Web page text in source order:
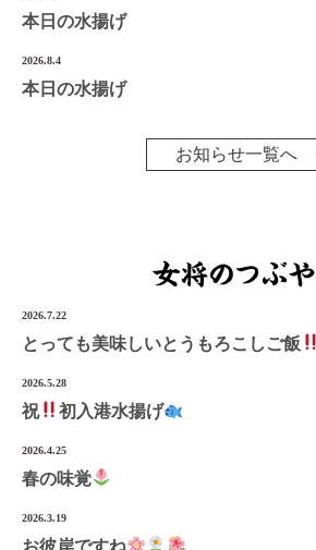
本日の水揚げ
2026.8.4
本日の水揚げ
お知らせ一覧へ
2026.7.22
とっても美味しいとうもろこしご飯
2026.5.28
祝 初入港水揚げ
2026.4.25
春の味覚
2026.3.19
お彼岸ですね